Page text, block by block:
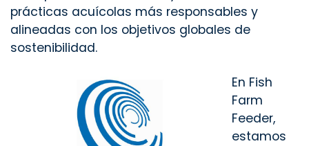
prácticas acuícolas más responsables y
alineadas con los objetivos globales de
sostenibilidad.
En Fish
Farm
Feeder,
estamos